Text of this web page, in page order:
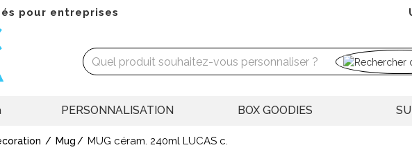
pour entreprises
PERSONNALISATION BOX GOODIES
Mug MUG céram. 240ml LUCAS c.